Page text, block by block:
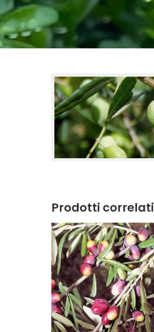
Prodotti correlati